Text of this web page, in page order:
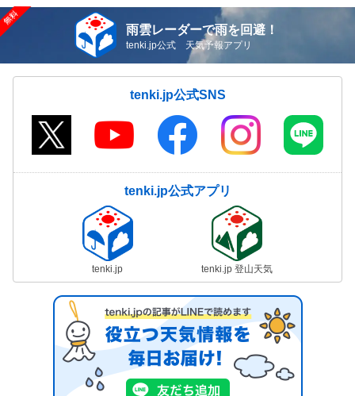
雨雲レーダーで雨を回避！
tenki.jp公式 天気予報アプリ
tenki.jp公式SNS
tenki.jp公式アプリ
tenki.jp tenki.jp 登山天気